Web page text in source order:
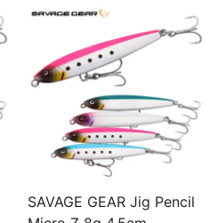
SAVAGE GEAR Jig Pencil